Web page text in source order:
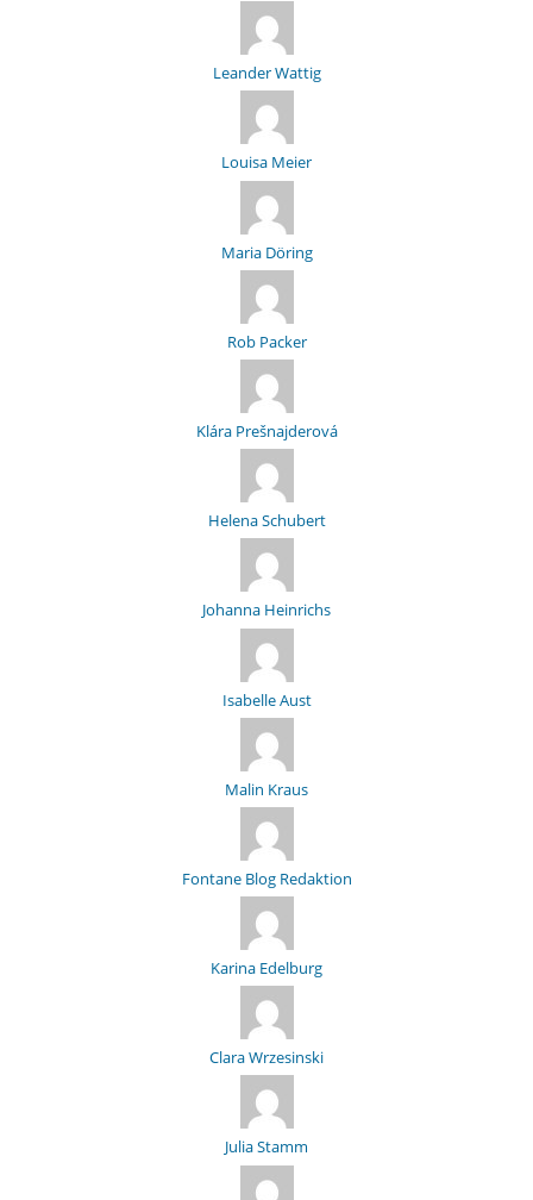
Leander Wattig
Louisa Meier
Maria Döring
Rob Packer
Klára Prešnajderová
Helena Schubert
Johanna Heinrichs
Isabelle Aust
Malin Kraus
Fontane Blog Redaktion
Karina Edelburg
Clara Wrzesinski
Julia Stamm